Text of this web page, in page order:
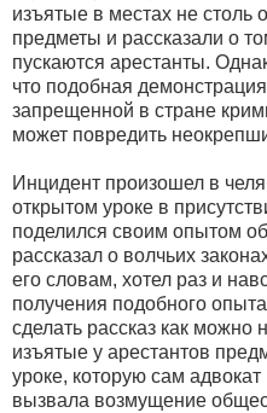
изъятые в местах не
предметы и рассказали о
пускаются арестанты.
что подобная
запрещенной в стране
может повредить
Инцидент произошел в
открытом уроке в
поделился своим опытом
рассказал о волчьих
его словам, хотел раз и
получения подобного
сделать рассказ как можно
изъятые у арестантов
уроке, которую сам адвокат
вызвала возмущение